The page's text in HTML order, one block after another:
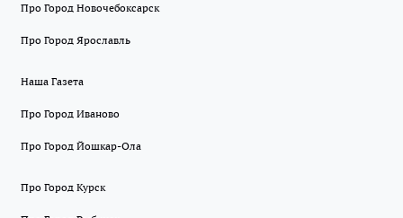
Про Город Новочебоксарск
Про Город Ярославль
Наша Газета
Про Город Иваново
Про Город Йошкар-Ола
Про Город Курск